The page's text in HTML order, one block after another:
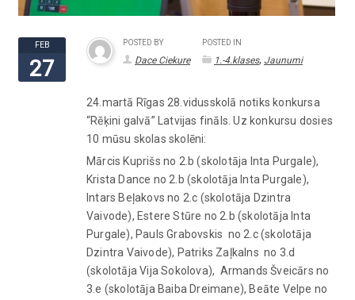
FEB
27
POSTED BY
Dace Ciekure
POSTED IN
1.-4.klases, Jaunumi
24.martā Rīgas 28.vidusskolā notiks konkursa
“Rēķini galvā” Latvijas fināls. Uz konkursu dosies
10 mūsu skolas skolēni:
Mārcis Kuprišs no 2.b (skolotāja Inta Purgale),
Krista Dance no 2.b (skolotāja Inta Purgale),
Intars Beļakovs no 2.c (skolotāja Dzintra
Vaivode), Estere Stūre no 2.b (skolotāja Inta
Purgale), Pauls Grabovskis no 2.c (skolotāja
Dzintra Vaivode), Patriks Zaļkalns no 3.d
(skolotāja Vija Sokolova), Armands Šveicārs no
3.e (skolotāja Baiba Dreimane), Beāte Velpe no